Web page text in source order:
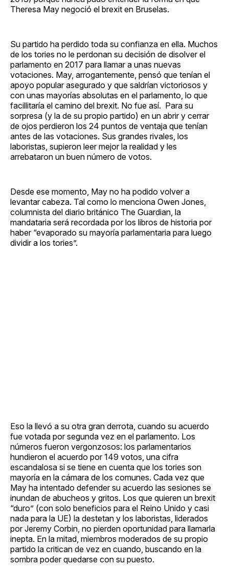
Theresa May negoció el brexit en Bruselas.
Su partido ha perdido toda su confianza en ella. Muchos
de los tories no le perdonan su decisión de disolver el
parlamento en 2017 para llamar a unas nuevas
votaciones. May, arrogantemente, pensó que tenían el
apoyo popular asegurado y que saldrían victoriosos y
con unas mayorías absolutas en el parlamento, lo que
facillitaría el camino del brexit. No fue así. Para su
sorpresa (y la de su propio partido) en un abrir y cerrar
de ojos perdieron los 24 puntos de ventaja que tenían
antes de las votaciones. Sus grandes rivales, los
laboristas, supieron leer mejor la realidad y les
arrebataron un buen número de votos.
Desde ese momento, May no ha podido volver a
levantar cabeza. Tal como lo menciona Owen Jones,
columnista del diario británico The Guardian, la
mandataria será recordada por los libros de historia por
haber “evaporado su mayoría parlamentaria para luego
dividir a los tories”.
Eso la llevó a su otra gran derrota, cuando su acuerdo
fue votada por segunda vez en el parlamento. Los
números fueron vergonzosos: los parlamentarios
hundieron el acuerdo por 149 votos, una cifra
escandalosa si se tiene en cuenta que los tories son
mayoría en la cámara de los comunes. Cada vez que
May ha intentado defender su acuerdo las sesiones se
inundan de abucheos y gritos. Los que quieren un brexit
“duro” (con solo beneficios para el Reino Unido y casi
nada para la UE) la destetan y los laboristas, liderados
por Jeremy Corbin, no pierden oportunidad para llamarla
inepta. En la mitad, miembros moderados de su propio
partido la critican de vez en cuando, buscando en la
sombra poder quedarse con su puesto.